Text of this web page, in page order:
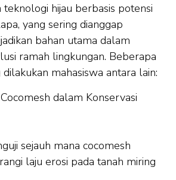
hijau berbasis potensi
yang sering dianggap
bahan utama dalam
ramah lingkungan. Beberapa
mahasiswa antara lain:
dalam Konservasi
sejauh mana cocomesh
laju erosi pada tanah miring